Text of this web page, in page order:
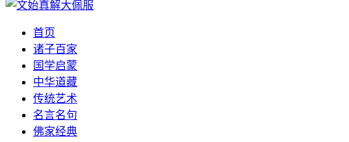
首页
诸子百家
国学启蒙
中华道藏
传统艺术
名言名句
佛家经典